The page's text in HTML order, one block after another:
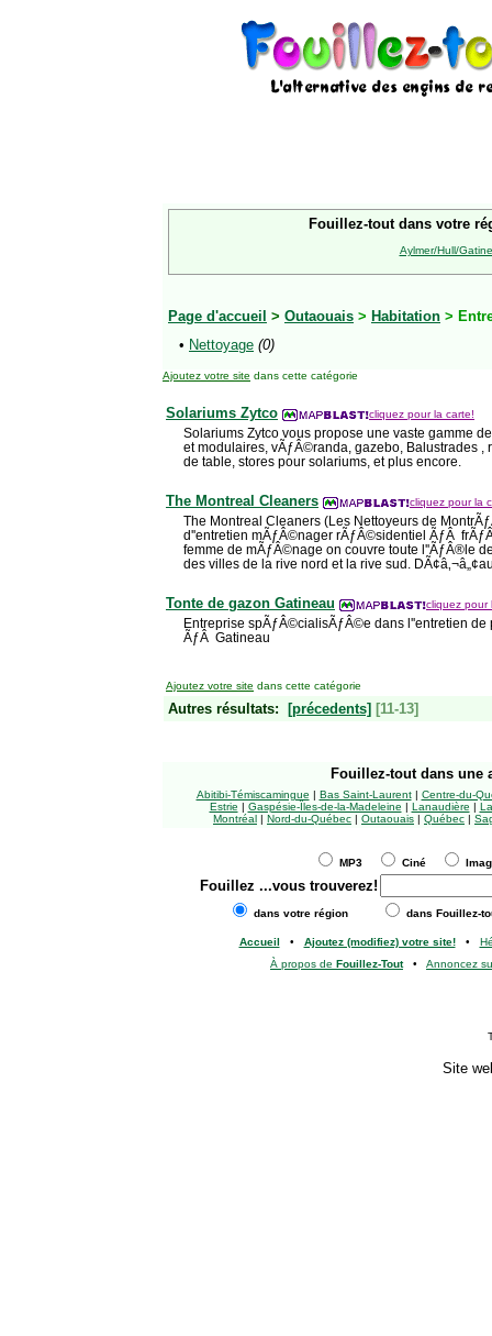
Fouillez-tout dans votre
Aylmer/Hull/
Page d'accueil > Outaouais > Habitation >
• Nettoyage (0)
Ajoutez votre site dans cette catégorie
Solariums Zytco cliquez pour la carte!
Solariums Zytco vous propose une vaste gamme
et modulaires, vÃƒÂ©randa, gazebo, Balustrades ,
de table, stores pour solariums, et plus encore.
The Montreal Cleaners cliquez pour la
The Montreal Cleaners (Les Nettoyeurs de
d''entretien mÃƒÂ©nager rÃƒÂ©sidentiel ÃƒÂ
femme de mÃƒÂ©nage on couvre toute l''ÃƒÂ®le
des villes de la rive nord et la rive sud.
Tonte de gazon Gatineau cliquez pour
Entreprise spÃƒÂ©cialisÃƒÂ©e dans l''entretien de
ÃƒÂ Gatineau
Ajoutez votre site dans cette catégorie
Autres résultats: [précedents] [11-13]
Fouillez-tout dans une
Abitibi-Témiscamingue | Bas Saint-Laurent| Centre-du-
Estrie | Gaspésie-Îles-de-la-Madeleine | Lanaudière |
Montréal | Nord-du-Québec | Outaouais | Québec |
MP3 Ciné
Fouillez ...vous trouverez!
dans votre région dans Fouillez-
Accueil • Ajoutez (modifiez) votre site!•
À propos de Fouillez-Tout• Annoncez
Site